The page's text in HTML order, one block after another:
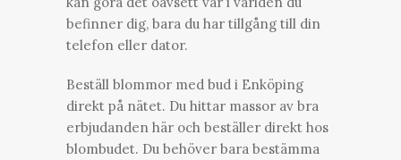
befinner dig, bara du har tillgång till din
telefon eller dator.
Beställ blommor med bud i Enköping
direkt på nätet. Du hittar massor av bra
erbjudanden här och beställer direkt hos
blombudet. Du behöver bara bestämma